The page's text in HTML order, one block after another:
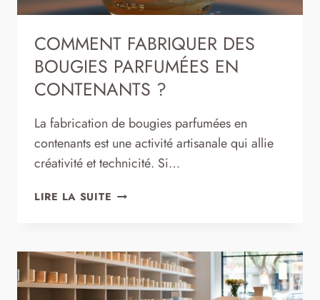
COMMENT FABRIQUER DES
BOUGIES PARFUMÉES EN
CONTENANTS ?
La fabrication de bougies parfumées en
contenants est une activité artisanale qui allie
créativité et technicité. Si…
LIRE LA SUITE COMMENT
PARFUMÉES
EN
CONTENANTS